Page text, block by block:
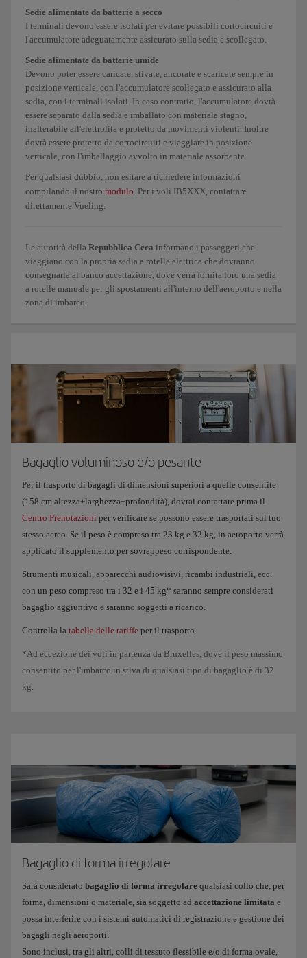
Sedie alimentate da batterie a secco
I terminali devono essere isolati per evitare possibili cortocircuiti e
l'accumulatore adeguatamente assicurato sulla sedia e scollegato.
Sedie alimentate da batterie umide
Devono poter essere caricate, stivate, ancorate e scaricate sempre in
posizione verticale, con l'accumulatore scollegato e assicurato alla
sedia, con i terminali isolati. In caso contrario, l'accumulatore dovrà
essere separato dalla sedia e imballato con materiale stagno,
inalterabile all'elettrolita e protetto da movimenti violenti. Inoltre
dovrà essere protetto da cortocircuiti e viaggiare in posizione
verticale, con l'imballaggio avvolto in materiale assorbente.
Per qualsiasi dubbio, non esitare a richiedere informazioni
compilando il nostro modulo . Per i voli IB5XXX, contattare
direttamente Vueling.
Le autorità della Repubblica Ceca informano i passeggeri che
viaggiano con la propria sedia a rotelle elettrica che dovranno
consegnarla al banco accettazione, dove verrà fornita loro una sedia
a rotelle manuale per gli spostamenti all'interno dell'aeroporto e nella
zona di imbarco.
Bagaglio voluminoso e/o pesante
Per il trasporto di bagagli di dimensioni superiori a quelle consentite
(158 cm altezza+larghezza+profondità), dovrai contattare prima il
Centro Prenotazioni per verificare se possono essere trasportati sul tuo
stesso aereo. Se il peso è compreso tra 23 kg e 32 kg, in aeroporto verrà
applicato il supplemento per sovrappeso corrispondente.
Strumenti musicali, apparecchi audiovisivi, ricambi industriali, ecc.
con un peso compreso tra i 32 e i 45 kg* saranno sempre considerati
bagaglio aggiuntivo e saranno soggetti a ricarico.
Controlla la tabella delle tariffe per il trasporto.
*Ad eccezione dei voli in partenza da Bruxelles, dove il peso massimo
consentito per l'imbarco in stiva di qualsiasi tipo di bagaglio è di 32
kg.
Bagaglio di forma irregolare
Sarà considerato bagaglio di forma irregolare qualsiasi collo che, per
forma, dimensioni o materiale, sia soggetto ad accettazione limitata e
possa interferire con i sistemi automatici di registrazione e gestione dei
bagagli negli aeroporti.
Sono inclusi, tra gli altri, colli di tessuto flessibile e/o di forma ovale,